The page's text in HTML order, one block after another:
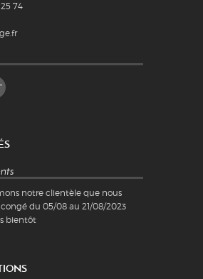
74
notre clientèle que nous
du 05/08 au 21/08/2023
bientôt